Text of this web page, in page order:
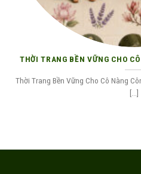
THỜI TRANG BỀN VỮNG CHO
Thời Trang Bền Vững Cho Cô Nàng
[...]